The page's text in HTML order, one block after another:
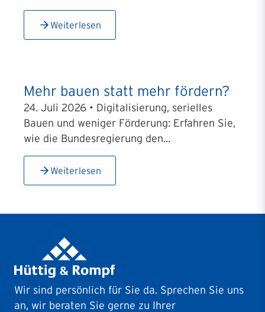
Weiterlesen
Mehr bauen statt mehr fördern?
24. Juli 2026 • Digitalisierung, serielles
Bauen und weniger Förderung: Erfahren Sie,
wie die Bundesregierung den...
Weiterlesen
Wir sind persönlich für Sie da. Sprechen Sie uns
an, wir beraten Sie gerne zu Ihrer